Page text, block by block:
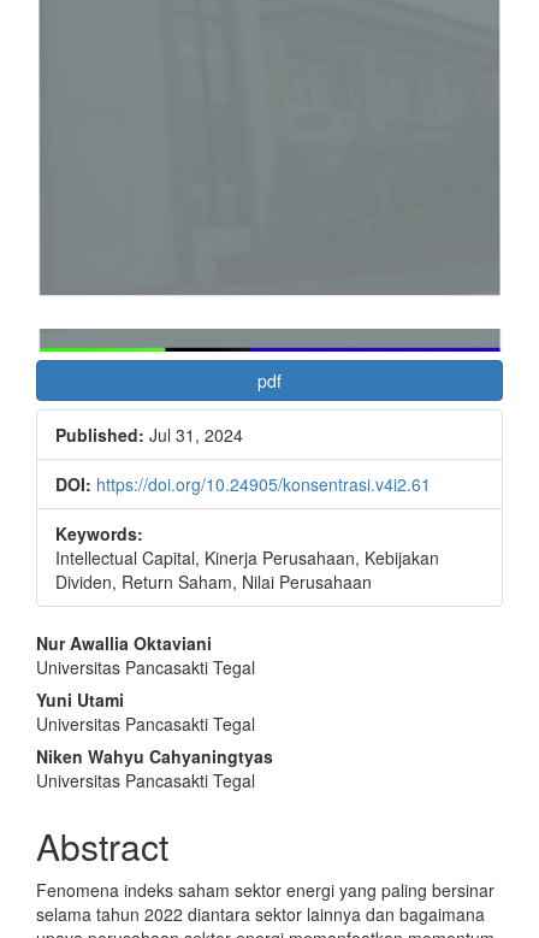
pdf
Published: Jul 31, 2024
DOI: https://doi.org/10.24905/konsentrasi.v4i2.61
Keywords:
Intellectual Capital, Kinerja Perusahaan, Kebijakan
Dividen, Return Saham, Nilai Perusahaan
Main
Article
Content
Nur Awallia Oktaviani
Universitas Pancasakti Tegal
Yuni Utami
Universitas Pancasakti Tegal
Niken Wahyu Cahyaningtyas
Universitas Pancasakti Tegal
Abstract
Fenomena indeks saham sektor energi yang paling bersinar
selama tahun 2022 diantara sektor lainnya dan bagaimana